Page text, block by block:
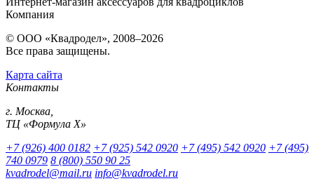
Компания
© ООО «Квадродел», 2008–2026
Все права защищены.
Карта сайта
Контакты
г. Москва,
ТЦ «Формула Х»
+7 (926) 400 0182 +7 (925) 542 0920 +7 (495) 542 0920 +7 (495)
740 0979 8 (800) 550 90 25
kvadrodel@mail.ru info@kvadrodel.ru